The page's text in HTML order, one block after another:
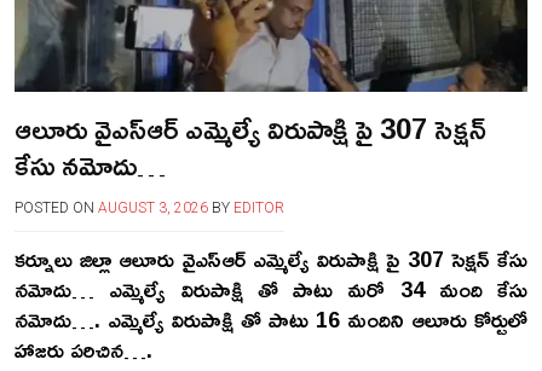
ఆలూరు వైఎస్ఆర్ ఎమ్మెల్యే విరుపాక్షి పై 307 సెక్షన్
కేసు నమోదు…
POSTED ON AUGUST 3, 2026 BY EDITOR
కర్నూలు జిల్లా ఆలూరు వైఎస్ఆర్ ఎమ్మెల్యే విరుపాక్షి పై 307 సెక్షన్ కేసు
నమోదు… ఎమ్మెల్యే విరుపాక్షి తో పాటు మరో 34 మంది కేసు
నమోదు…. ఎమ్మెల్యే విరుపాక్షి తో పాటు 16 మందిని ఆలూరు కోర్టులో
హాజరు పరిచిన….